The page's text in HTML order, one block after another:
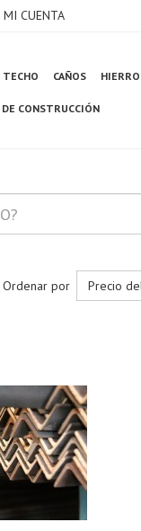
MI CUENTA
TECHO CAÑOS
CONSTRUCCIÓN
Ordenar por Precio